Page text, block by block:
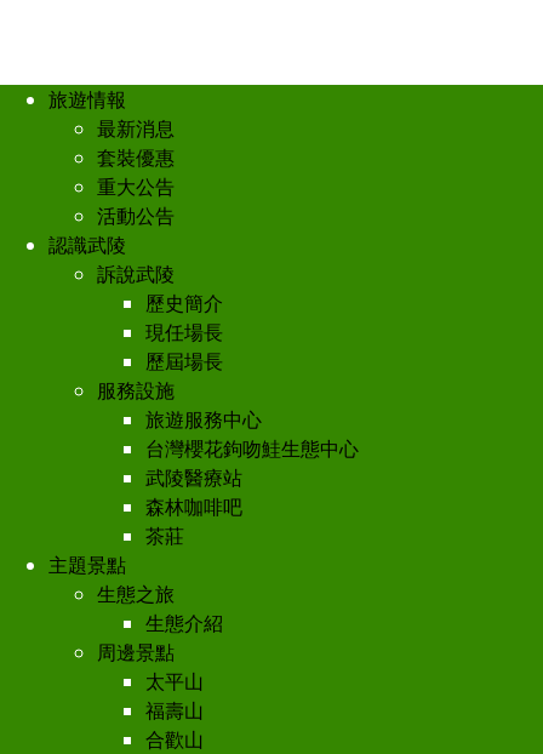
旅遊情報
最新消息
套裝優惠
重大公告
活動公告
認識武陵
訴說武陵
歷史簡介
現任場長
歷屆場長
服務設施
旅遊服務中心
台灣櫻花鉤吻鮭生態中心
武陵醫療站
森林咖啡吧
茶莊
主題景點
生態之旅
生態介紹
周邊景點
太平山
福壽山
合歡山